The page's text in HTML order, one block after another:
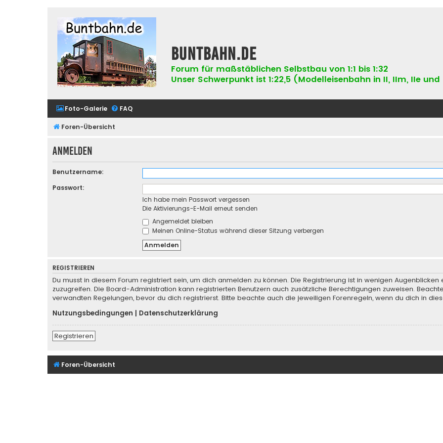
buntbahn.de
Forum für maßstäblichen Selbstbau von 1:1 bis 1:32
Unser Schwerpunkt ist 1:22,5 (Modelleisenbahn in II, IIm, IIe
Foto-Galerie FAQ
Foren-Übersicht
Anmelden
Benutzername:
Passwort:
Ich habe mein Passwort vergessen
Die Aktivierungs-E-Mail erneut senden
Angemeldet bleiben
Meinen Online-Status während dieser Sitzung verbergen
REGISTRIEREN
Du musst in diesem Forum registriert sein, um dich anmelden zu können. Die Registrierung ist in wenigen
zuzugreifen. Die Board-Administration kann registrierten Benutzern auch zusätzliche Berechtigungen zuweisen.
verwandten Regelungen, bevor du dich registrierst. Bitte beachte auch die jeweiligen Forenregeln, wenn du dich in
Nutzungsbedingungen
Datenschutzerklärung
Registrieren
Foren-Übersicht